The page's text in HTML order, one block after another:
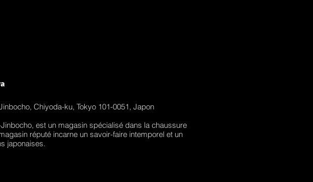
Chiyoda-ku, Tokyo 101-0051, Japon
est un magasin spécialisé dans la chaussure
réputé incarne un savoir-faire intemporel et un
japonaises.